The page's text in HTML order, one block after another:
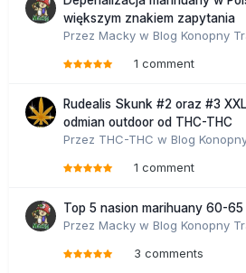
większym znakiem zapytania
Przez Macky w Blog Konopny
1 comment
Rudealis Skunk #2 oraz #3
odmian outdoor od THC-THC
Przez THC-THC w Blog
1 comment
Top 5 nasion marihuany 60-
Przez Macky w Blog Konopny
3 comments